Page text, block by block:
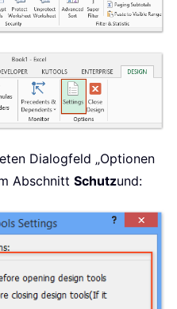
Dialogfeld „Optionen
Abschnitt Schutzund: